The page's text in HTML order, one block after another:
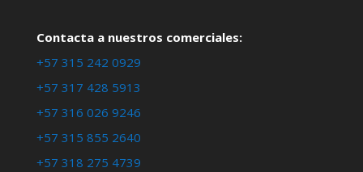
Contacta a nuestros comerciales:
+57 315 242 0929
+57 317 428 5913
+57 316 026 9246
+57 315 855 2640
+57 318 275 4739